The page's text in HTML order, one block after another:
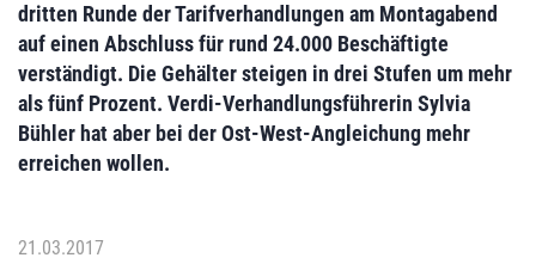
dritten Runde der Tarifverhandlungen am Montagabend
auf einen Abschluss für rund 24.000 Beschäftigte
verständigt. Die Gehälter steigen in drei Stufen um mehr
als fünf Prozent. Verdi-Verhandlungsführerin Sylvia
Bühler hat aber bei der Ost-West-Angleichung mehr
erreichen wollen.
21.03.2017